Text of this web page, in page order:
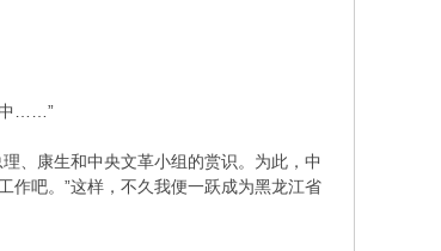
中……”
、康生和中央文革小组的赏识。为此，中
作吧。”这样，不久我便一跃成为黑龙江省